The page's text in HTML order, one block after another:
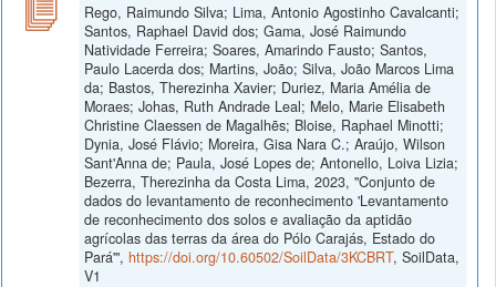
Rego, Raimundo Silva; Lima, Antonio Agostinho Cavalcanti;
Santos, Raphael David dos; Gama, José Raimundo
Natividade Ferreira; Soares, Amarindo Fausto; Santos,
Paulo Lacerda dos; Martins, João; Silva, João Marcos Lima
da; Bastos, Therezinha Xavier; Duriez, Maria Amélia de
Moraes; Johas, Ruth Andrade Leal; Melo, Marie Elisabeth
Christine Claessen de Magalhẽs; Bloise, Raphael Minotti;
Dynia, José Flávio; Moreira, Gisa Nara C.; Araújo, Wilson
Sant'Anna de; Paula, José Lopes de; Antonello, Loiva Lizia;
Bezerra, Therezinha da Costa Lima, 2023, "Conjunto de
dados do levantamento de reconhecimento 'Levantamento
de reconhecimento dos solos e avaliação da aptidão
agrícolas das terras da área do Pólo Carajás, Estado do
Pará'", https://doi.org/10.60502/SoilData/3KCBRT, SoilData,
V1